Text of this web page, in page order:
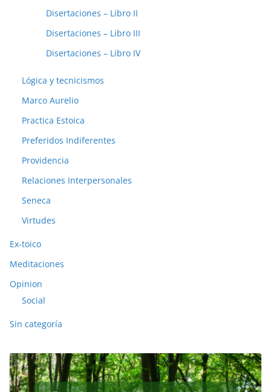
Disertaciones – Libro II
Disertaciones – Libro III
Disertaciones – Libro IV
Lógica y tecnicismos
Marco Aurelio
Practica Estoica
Preferidos Indiferentes
Providencia
Relaciones Interpersonales
Seneca
Virtudes
Ex-toico
Meditaciones
Opinion
Social
Sin categoría